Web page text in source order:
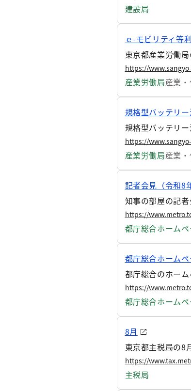
建設局
ｅ-モビリティ等
東京都産業労働
https://
産業労働局産業
規格型バッテリ
規格型バッテリー
https://
産業労働局産業
記者会見（令和8
知事の部屋の記
https://
都庁総合ホームペ
都庁総合ホームペ
都庁総合のホーム
https://
都庁総合ホームペ
8月
東京都主税局の8
https://
主税局